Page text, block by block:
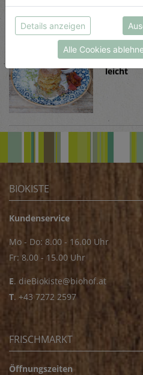
leicht
BIOKISTE
Kundenservice
Mo - Do: 8.00 - 16.00 Uhr
Fr: 8.00 - 15.00 Uhr
E. dieBiokiste@biohof.at
T. +43 7272 2597
FRISCHMARKT
Öffnungszeiten
möchtest.
Weitere Informationen
Datenschutzerklärung
Details anzeigen
Alle Cookies